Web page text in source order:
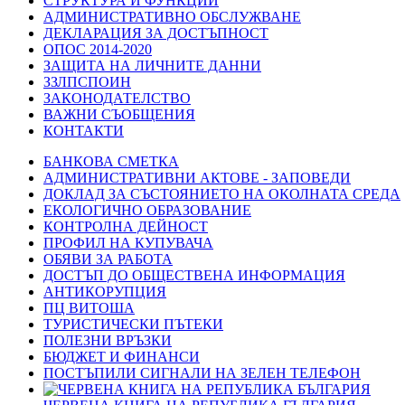
АДМИНИСТРАТИВНО ОБСЛУЖВАНЕ
ДЕКЛАРАЦИЯ ЗА ДОСТЪПНОСТ
ОПОС 2014-2020
ЗАЩИТА НА ЛИЧНИТЕ ДАННИ
ЗЗЛПСПОИН
ЗАКОНОДАТЕЛСТВО
ВАЖНИ СЪОБЩЕНИЯ
КОНТАКТИ
БАНКОВА СМЕТКА
АДМИНИСТРАТИВНИ АКТОВЕ - ЗАПОВЕДИ
ДОКЛАД ЗА СЪСТОЯНИЕТО НА ОКОЛНАТА СРЕДА
ЕКОЛОГИЧНО ОБРАЗОВАНИЕ
КОНТРОЛНА ДЕЙНОСТ
ПРОФИЛ НА КУПУВАЧА
ОБЯВИ ЗА РАБОТА
ДОСТЪП ДО ОБЩЕСТВЕНА ИНФОРМАЦИЯ
АНТИКОРУПЦИЯ
ПЦ ВИТОША
ТУРИСТИЧЕСКИ ПЪТЕКИ
ПОЛЕЗНИ ВРЪЗКИ
БЮДЖЕТ И ФИНАНСИ
ПОСТЪПИЛИ СИГНАЛИ НА ЗЕЛЕН ТЕЛЕФОН